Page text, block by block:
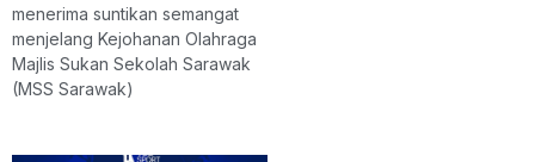
menerima suntikan semangat
menjelang Kejohanan Olahraga
Majlis Sukan Sekolah Sarawak
(MSS Sarawak)